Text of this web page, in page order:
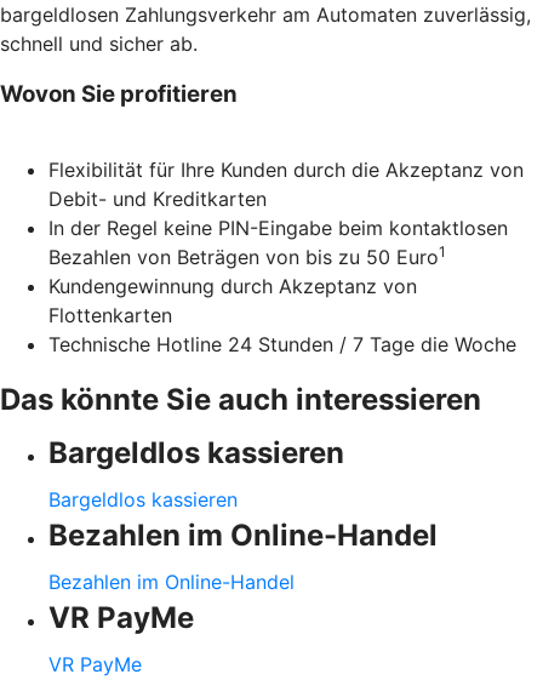
bargeldlosen Zahlungsverkehr am Automaten zuverlässig,
schnell und sicher ab.
Wovon Sie profitieren
Flexibilität für Ihre Kunden durch die Akzeptanz von
Debit- und Kreditkarten
In der Regel keine PIN-Eingabe beim kontaktlosen
Bezahlen von Beträgen von bis zu 50 Euro1
Kundengewinnung durch Akzeptanz von
Flottenkarten
Technische Hotline 24 Stunden / 7 Tage die Woche
Das könnte Sie auch interessieren
Bargeldlos kassieren
Bargeldlos kassieren
Bezahlen im Online-Handel
Bezahlen im Online-Handel
VR PayMe
VR PayMe